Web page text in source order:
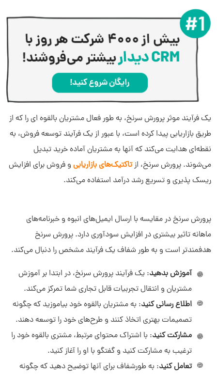
یک فرآیند موثر پرورش سرنخ، به طور فعال مشتریان بالقوه ای را که از
طریق بازاریابی پیدا کرده‌ است، با عبور از یک فرآیند توسعه فروش، به
نقطه‌ای هدایت می‌کند که آنها به مشتریان آماده خرید تبدیل
می‌شوند. پرورش سرنخ، ازتاکتیک‌های بازاریابی و فروش برای افزایش
ریسک پذیری و تسریع رشد درآمد استفاده می‌کند.
پرورش سرنخ در مقایسه با ارسال ایمیل‌های انبوه و خبرنامه‌های
ماهانه تاثیر بیشتری در افزایش سود‍‌آوری دارد. پرورش سرنخ
هدفمندتر است و به طور شفاف یک فرآیند مشخص را دنبال می‌کند.
آموزش بدهید: یک فرآیند پرورش سرنخ، در ابتدا بر آموزش
مشتریان و انتقال تجربیات قابل تجاری شما تمرکز می‌کند.
اطلاع رسانی کنید: به مشتریان بالقوه خود بیاموزید که چگونه
تصمیمات بهتری اتخاذ کنند و طرح‌های خود را توسعه دهند.
مشارکت کنید: با اشتراک محتوای مرتبط، مشتری بالقوه خود را
ترغیب به مشارکت کنید و گفتگو با او را آغاز کنید.
تعامل کنید: به طورشفاف برای آنها توضیح دهید که چگونه